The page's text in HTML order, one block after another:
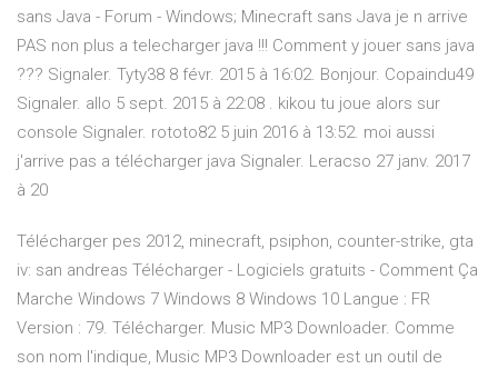
sans Java - Forum - Windows; Minecraft sans Java je n arrive
PAS non plus a telecharger java !!! Comment y jouer sans java
??? Signaler. Tyty38 8 févr. 2015 à 16:02. Bonjour. Copaindu49
Signaler. allo 5 sept. 2015 à 22:08 . kikou tu joue alors sur
console Signaler. rototo82 5 juin 2016 à 13:52. moi aussi
j'arrive pas a télécharger java Signaler. Leracso 27 janv. 2017
à 20
Télécharger pes 2012, minecraft, psiphon, counter-strike, gta
iv: san andreas Télécharger - Logiciels gratuits - Comment Ça
Marche Windows 7 Windows 8 Windows 10 Langue : FR
Version : 79. Télécharger. Music MP3 Downloader. Comme
son nom l'indique, Music MP3 Downloader est un outil de